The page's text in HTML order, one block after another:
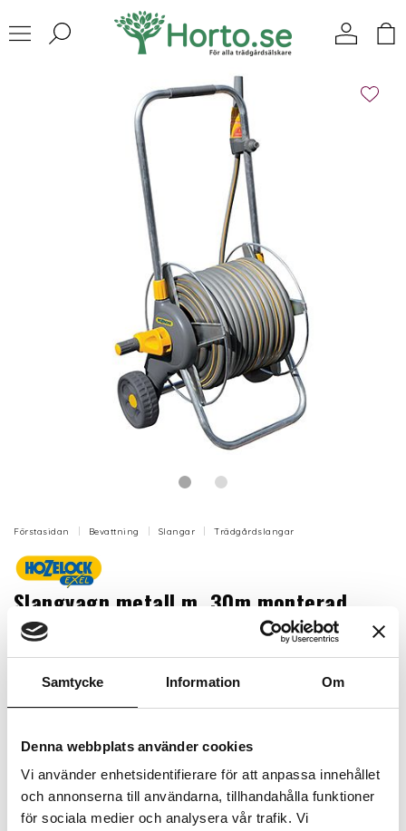
Samtycke Information Om
Denna webbplats använder cookies
Vi använder enhetsidentifierare för att anpassa innehållet
och annonserna till användarna, tillhandahålla funktioner
för sociala medier och analysera vår trafik. Vi
Förstasidan Bevattning Slangar Trädgårdslangar
Slangvagn metall m. 30m monterad
slang 12,5mm+ kopplingar
Färdigmonterad, rostfri och tålig metallvagn i
förzinkat stål, med 30 m 12,5 mm slang av
premiumkvalitet.
Artikelnr: HZ2436
Finns i lager (11 st)
Inkl. moms: 1 859 kr